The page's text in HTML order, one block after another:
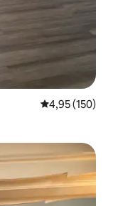
Gemiddelde
4,95 (150)